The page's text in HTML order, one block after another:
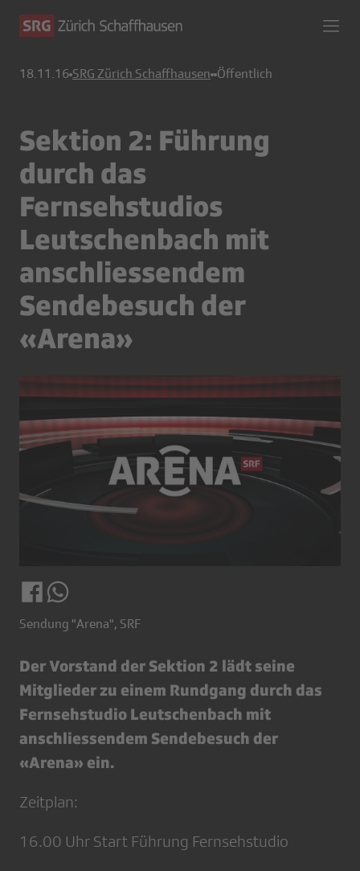
18.11.16 SRG Zürich Schaffhausen Öffentlich
Sektion 2: Führung
durch das
Fernsehstudios
Leutschenbach mit
anschliessendem
Sendebesuch der
«Arena»
Sendung "Arena", SRF
Der Vorstand der Sektion 2 lädt seine
Mitglieder zu einem Rundgang durch das
Fernsehstudio Leutschenbach mit
anschliessendem Sendebesuch der
«Arena» ein.
Zeitplan:
16.00 Uhr Start Führung Fernsehstudio